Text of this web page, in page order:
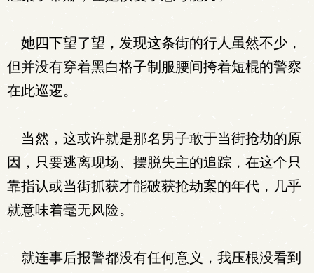
她四下望了望，发现这条街的行人虽然不少，
但并没有穿着黑白格子制服腰间挎着短棍的警察
在此巡逻。
当然，这或许就是那名男子敢于当街抢劫的原
因，只要逃离现场、摆脱失主的追踪，在这个只
靠指认或当街抓获才能破获抢劫案的年代，几乎
就意味着毫无风险。
就连事后报警都没有任何意义，我压根没看到